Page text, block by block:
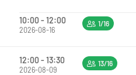
10:00 - 12:00
2026-08-16
1/16
12:00 - 13:30
2026-08-09
13/16